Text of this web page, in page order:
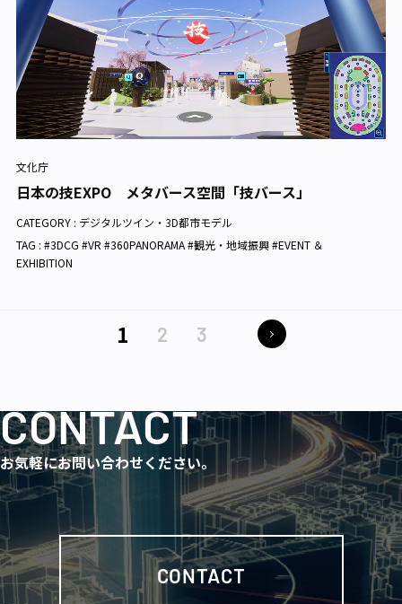
文化庁
日本の技EXPO メタバース空間「技バース」
CATEGORY : デジタルツイン・3D都市モデル
TAG : #3DCG #VR #360PANORAMA #観光・地域振興 #EVENT ＆
EXHIBITION
1 2 3
CONTACT
お気軽にお問い合わせください。
CONTACT